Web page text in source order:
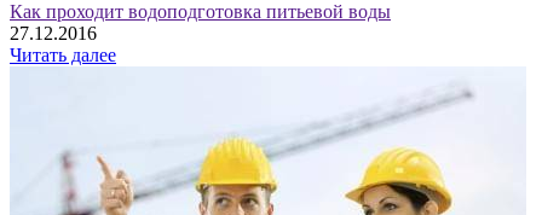
Как проходит водоподготовка питьевой воды
27.12.2016
Читать далее